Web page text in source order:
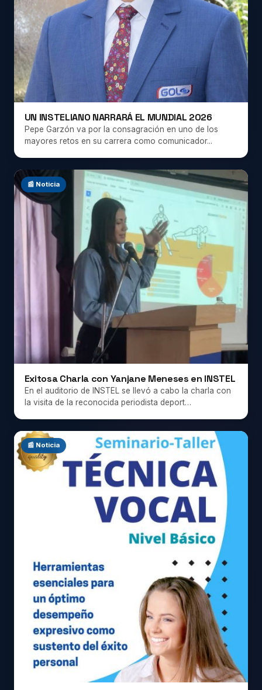
UN INSTELIANO NARRARÁ EL MUNDIAL 2026
Pepe Garzón va por la consagración en uno de los
mayores retos en su carrera como comunicador...
📰 Noticia
Exitosa Charla con Yanjane Meneses en INSTEL
En el auditorio de INSTEL se llevó a cabo la charla con
la visita de la reconocida periodista deport…
📰 Noticia